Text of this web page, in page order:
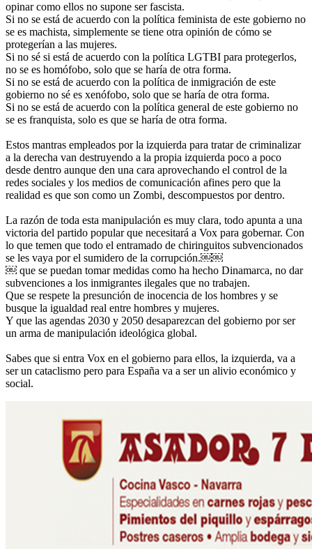
opinar como ellos no supone ser fascista.
Si no se está de acuerdo con la política feminista de este gobierno no
se es machista, simplemente se tiene otra opinión de cómo se
protegerían a las mujeres.
Si no sé si está de acuerdo con la política LGTBI para protegerlos,
no se es homófobo, solo que se haría de otra forma.
Si no se está de acuerdo con la política de inmigración de este
gobierno no sé es xenófobo, solo que se haría de otra forma.
Si no se está de acuerdo con la política general de este gobierno no
se es franquista, solo es que se haría de otra forma.
Estos mantras empleados por la izquierda para tratar de criminalizar
a la derecha van destruyendo a la propia izquierda poco a poco
desde dentro aunque den una cara aprovechando el control de la
redes sociales y los medios de comunicación afines pero que la
realidad es que son como un Zombi, descompuestos por dentro.
La razón de toda esta manipulación es muy clara, todo apunta a una
victoria del partido popular que necesitará a Vox para gobernar. Con
lo que temen que todo el entramado de chiringuitos subvencionados
se les vaya por el sumidero de la corrupción.￼￼
￼ que se puedan tomar medidas como ha hecho Dinamarca, no dar
subvenciones a los inmigrantes ilegales que no trabajen.
Que se respete la presunción de inocencia de los hombres y se
busque la igualdad real entre hombres y mujeres.
Y que las agendas 2030 y 2050 desaparezcan del gobierno por ser
un arma de manipulación ideológica global.
Sabes que si entra Vox en el gobierno para ellos, la izquierda, va a
ser un cataclismo pero para España va a ser un alivio económico y
social.